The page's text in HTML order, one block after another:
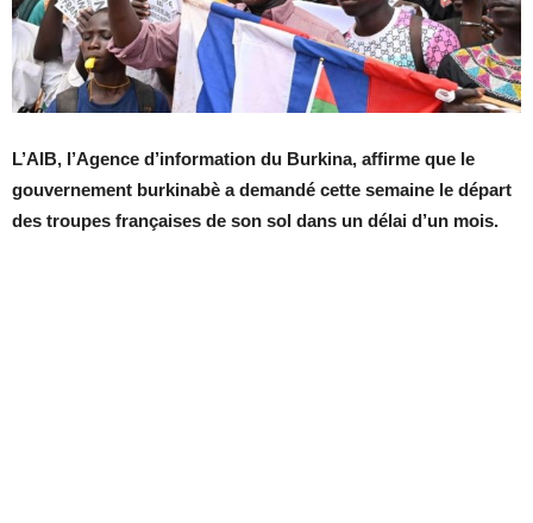
L’AIB, l’Agence d’information du Burkina, affirme que le
gouvernement burkinabè a demandé cette semaine le départ
des troupes françaises de son sol dans un délai d’un mois.